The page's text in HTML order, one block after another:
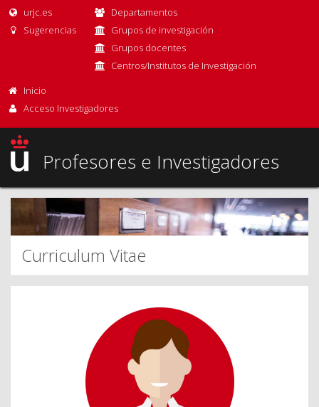
urjc.es
Sugerencias
Departamentos
Grupos de investigación
Grupos docentes
Centros/Institutos de Investigación
Inicio
Acceso Investigadores
Profesores e Investigadores
Curriculum Vitae